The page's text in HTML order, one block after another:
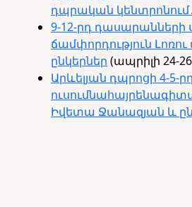
դպրական
9-12-րդ դասարանների
ճամփորդություն
ընկերներ (ապրիլի 24-
Արևելյան դպրոցի 4-5-
Իվետա Ջանազյան և